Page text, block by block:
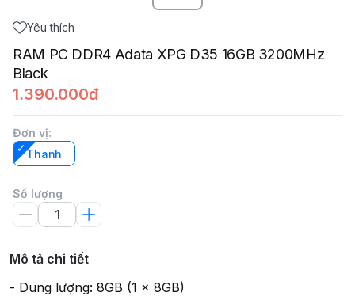
Yêu thích
RAM PC DDR4 Adata XPG D35 16GB 3200MHz
Black
1.390.000đ
Đơn vị:
Thanh
Số lượng
Mô tả chi tiết
- Dung lượng: 8GB (1 x 8GB)